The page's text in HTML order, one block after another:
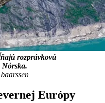
rozprávkovú
Európy